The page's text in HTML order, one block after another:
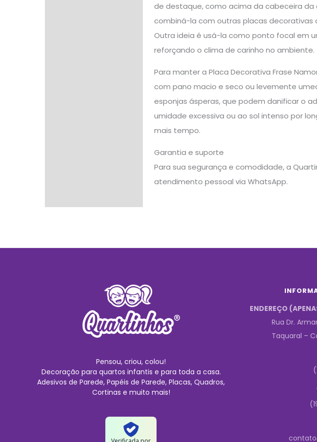
de destaque, como acima da cabeceira da
combiná-la com outras placas
Outra ideia é usá-la como ponto focal em
reforçando o clima de carinho no ambiente.
Para manter a Placa Decorativa Frase
com pano macio e seco ou levemente
esponjas ásperas, que podem danificar o
umidade excessiva ou ao sol intenso por
mais tempo.
Garantia e suporte
Para sua segurança e comodidade, a
atendimento pessoal via WhatsApp.
Pensou, criou, colou!
Decoração para quartos infantis e para toda a casa.
Adesivos de Parede, Papéis de Parede, Placas, Quadros,
Cortinas e muito mais!
ENDEREÇO
Rua Dr.
Taquaral –